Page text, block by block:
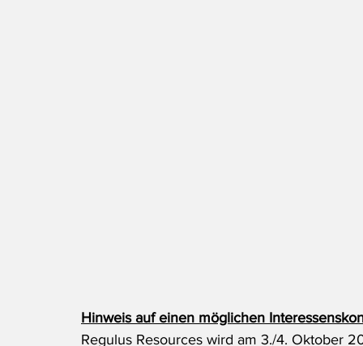
Hinweis auf einen möglichen
Regulus Resources wird am 3./4. Oktober